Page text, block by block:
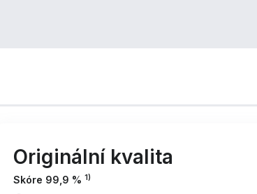
Originální kvalita
Skóre 99,9 % 1)